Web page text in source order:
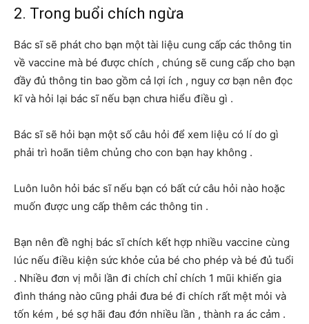
2. Trong buổi chích ngừa
Bác sĩ sẽ phát cho bạn một tài liệu cung cấp các thông tin
về vaccine mà bé được chích , chúng sẽ cung cấp cho bạn
đầy đủ thông tin bao gồm cả lợi ích , nguy cơ bạn nên đọc
kĩ và hỏi lại bác sĩ nếu bạn chưa hiểu điều gì .
Bác sĩ sẽ hỏi bạn một số câu hỏi để xem liệu có lí do gì
phải trì hoãn tiêm chủng cho con bạn hay không .
Luôn luôn hỏi bác sĩ nếu bạn có bất cứ câu hỏi nào hoặc
muốn được ung cấp thêm các thông tin .
Bạn nên đề nghị bác sĩ chích kết hợp nhiều vaccine cùng
lúc nếu điều kiện sức khỏe của bé cho phép và bé đủ tuổi
. Nhiều đơn vị mỗi lần đi chích chỉ chích 1 mũi khiến gia
đình tháng nào cũng phải đưa bé đi chích rất mệt mỏi và
tốn kém , bé sợ hãi đau đớn nhiều lần , thành ra ác cảm .